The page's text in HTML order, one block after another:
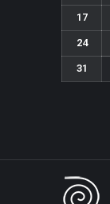
17
24
31